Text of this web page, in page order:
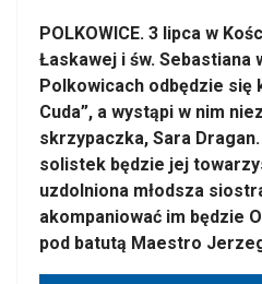
POLKOWICE. 3 lipca w
Łaskawej i św. Sebastiana
Polkowicach odbędzie się
Cuda”, a wystąpi w nim
skrzypaczka, Sara
solistek będzie jej
uzdolniona młodsza
akompaniować im będzie
pod batutą Maestro